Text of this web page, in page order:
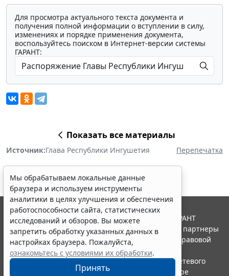
Для просмотра актуального текста документа и
получения полной информации о вступлении в силу,
изменениях и порядке применения документа,
воспользуйтесь поиском в Интернет-версии системы
ГАРАНТ:
Показать все материалы
Источник:Глава Республики Ингушетия Перепечатка
Мы обрабатываем локальные данные
браузера и используем инструменты
аналитики в целях улучшения и обеспечения
работоспособности сайта, статистических
исследований и обзоров. Вы можете
запретить обработку указанных данных в
настройках браузера. Пожалуйста,
ознакомьтесь с условиями их обработки.
Принять
© ООО "НПП "ГАРАНТ-СЕРВИС", 2026. Система ГАРАНТ
выпускается с 1990 года. Компания "Гарант" и ее партнеры
являются участниками Российской ассоциации правовой
информации ГАРАНТ.
Портал ГАРАНТ.РУ зарегистрирован в качестве сетевого
издания Федеральной службой по надзору в сфере